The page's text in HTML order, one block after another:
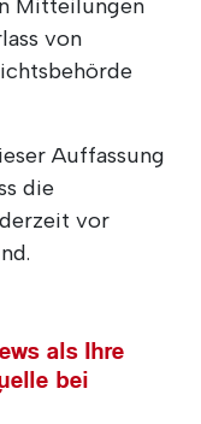
Mitteilungen
von
Auffassung
die
vor
als Ihre
bei